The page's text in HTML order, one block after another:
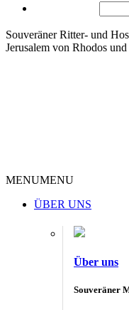
Souveräner Ritter- und
Jerusalem von Rhodos
MENUMENU
ÜBER UNS
Über uns
Souveräner